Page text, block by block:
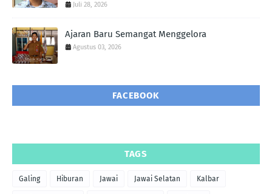
Juli 28, 2026
Ajaran Baru Semangat Menggelora
Agustus 03, 2026
FACEBOOK
TAGS
Galing Hiburan Jawai Jawai Selatan Kalbar